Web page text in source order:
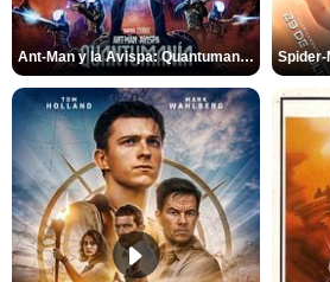
Ant-Man y la Avispa: Quantumanía Tráiler (2)